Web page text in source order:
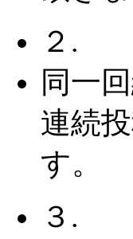
２.
同一
連続
す。
３.